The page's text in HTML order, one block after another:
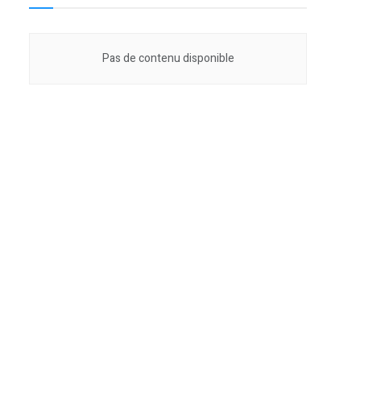
Pas de contenu disponible